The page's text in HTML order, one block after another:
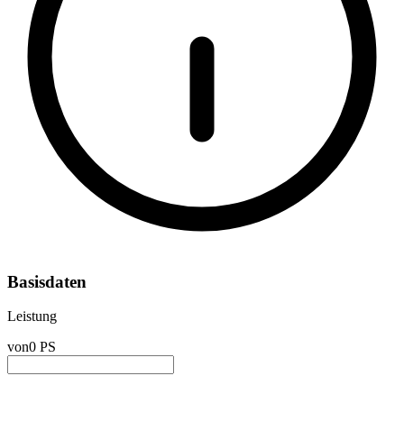
Basisdaten
Leistung
von0 PS